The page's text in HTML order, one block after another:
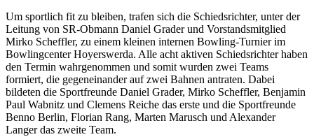
Um sportlich fit zu bleiben, trafen sich die Schiedsrichter, unter der
Leitung von SR-Obmann Daniel Grader und Vorstandsmitglied
Mirko Scheffler, zu einem kleinen internen Bowling-Turnier im
Bowlingcenter Hoyerswerda. Alle acht aktiven Schiedsrichter haben
den Termin wahrgenommen und somit wurden zwei Teams
formiert, die gegeneinander auf zwei Bahnen antraten. Dabei
bildeten die Sportfreunde Daniel Grader, Mirko Scheffler, Benjamin
Paul Wabnitz und Clemens Reiche das erste und die Sportfreunde
Benno Berlin, Florian Rang, Marten Marusch und Alexander
Langer das zweite Team.